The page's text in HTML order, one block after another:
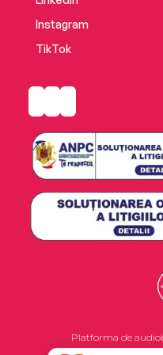
Instagram
TikTok
Platforma de